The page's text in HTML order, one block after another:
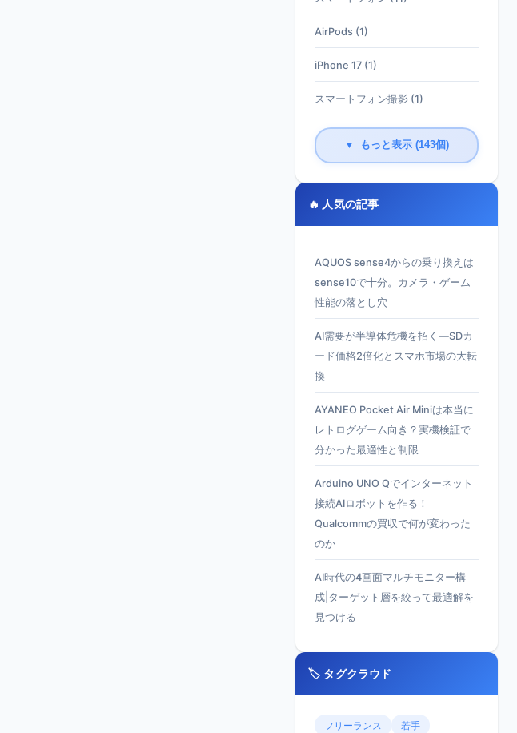
AirPods (1)
iPhone 17 (1)
スマートフォン撮影 (1)
▼ もっと表示 (143個)
🔥 人気の記事
AQUOS sense4からの乗り換えは
sense10で十分。カメラ・ゲーム
性能の落とし穴
AI需要が半導体危機を招く—SDカ
ード価格2倍化とスマホ市場の大転
換
AYANEO Pocket Air Miniは本当に
レトログゲーム向き？実機検証で
分かった最適性と制限
Arduino UNO Qでインターネット
接続AIロボットを作る！
Qualcommの買収で何が変わった
のか
AI時代の4画面マルチモニター構
成|ターゲット層を絞って最適解を
見つける
🏷️ タグクラウド
フリーランス
若手